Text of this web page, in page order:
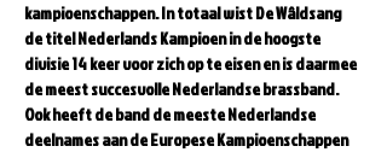
kampioenschappen. In totaal wist De Wâldsang
de titel Nederlands Kampioen in de hoogste
divisie 14 keer voor zich op te eisen en is daarmee
de meest succesvolle Nederlandse brassband.
Ook heeft de band de meeste Nederlandse
deelnames aan de Europese Kampioenschappen